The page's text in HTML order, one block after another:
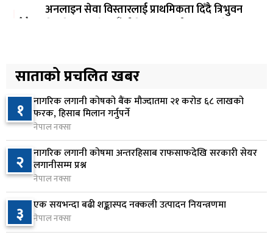
४
अनलाइन सेवा विस्तारलाई प्राथमिकता दिँदै त्रिभुवन
५
सरकारद्वारा राष्ट्रसेवक कर्मचारीको नयाँ तलबमान
स्वीकृत, न्यूनतम तलब २८ हजार ९८४ रुपैयाँ
७ घण्टा अघि
६
सिद्धबाबा सुरुङ निर्माणमा ३ अर्ब १ करोड खर्च, २०८३
फागुनको समयसीमा
१४ घण्टा अघि
७
निम्सदाइसहित चार पर्वतारोहीको शव बेस क्याम्पमा
ल्याइयो
१ दिन अघि
साताको प्रचलित खबर
१ नागरिक लगानी कोषको बैंक मौज्दातमा २१ करोड ६८ लाखको
फरक, हिसाब मिलान गर्नुपर्ने
नेपाल नक्सा
२ नागरिक लगानी कोषमा अन्तरहिसाब राफसाफदेखि सरकारी सेयर
लगानीसम्म प्रश्न
नेपाल नक्सा
३ एक सयभन्दा बढी शङ्कास्पद नक्कली उत्पादन नियन्त्रणमा
नेपाल नक्सा